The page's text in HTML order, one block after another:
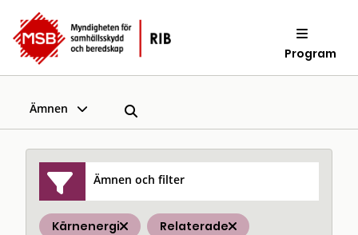
Program
Ämnen
Ämnen och filter
Kärnenergi Relaterade